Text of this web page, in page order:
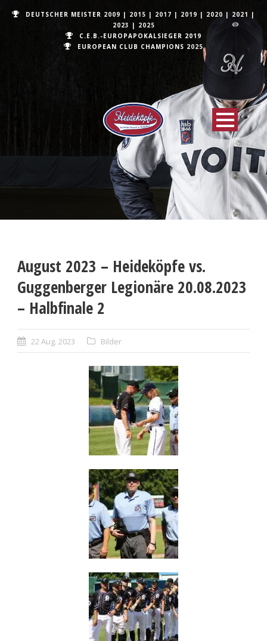
DEUTSCHER MEISTER 2009 | 2015 | 2017 | 2019 | 2020 | 2021 |
2023 | 2025
C.E.B.-EUROPAPOKALSIEGER 2019
EUROPEAN CLUB CHAMPIONS 2025
August 2023 – Heideköpfe vs.
Guggenberger Legionäre 20.08.2023
– Halbfinale 2
22 Aug. 2023 Bilder